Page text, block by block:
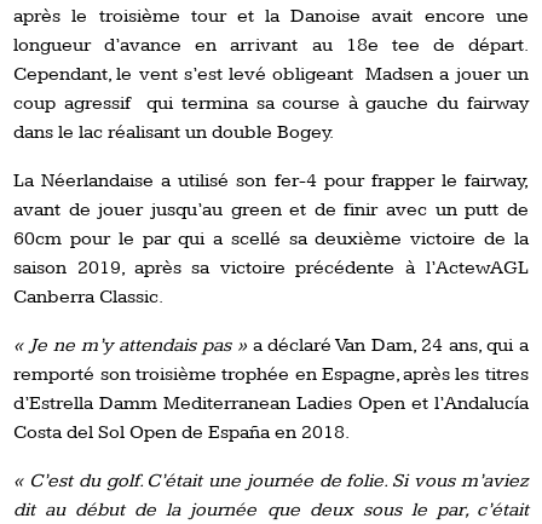
après le troisième tour et la Danoise avait encore une
longueur d’avance en arrivant au 18e tee de départ.
Cependant, le vent s’est levé obligeant Madsen a jouer un
coup agressif qui termina sa course à gauche du fairway
dans le lac réalisant un double Bogey.
La Néerlandaise a utilisé son fer-4 pour frapper le fairway,
avant de jouer jusqu’au green et de finir avec un putt de
60cm pour le par qui a scellé sa deuxième victoire de la
saison 2019, après sa victoire précédente à l’ActewAGL
Canberra Classic.
« Je ne m’y attendais pas » a déclaré Van Dam, 24 ans, qui a
remporté son troisième trophée en Espagne, après les titres
d’Estrella Damm Mediterranean Ladies Open et l’Andalucía
Costa del Sol Open de España en 2018.
« C’est du golf. C’était une journée de folie. Si vous m’aviez
dit au début de la journée que deux sous le par, c’était